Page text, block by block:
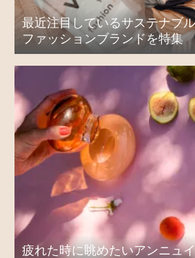
最近注目しているサステナブ
ファッションブランドを特集
疲れた時に眺めたいアンニュ